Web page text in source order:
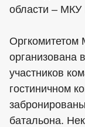
области –
организована
участников
гостиничном
батальона.